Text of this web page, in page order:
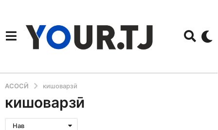
АСОСӢ кишоварзӣ
кишоварзӣ
Нав